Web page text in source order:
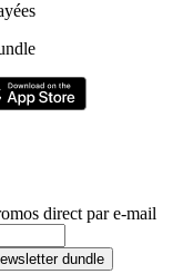
direct par e-mail
dundle